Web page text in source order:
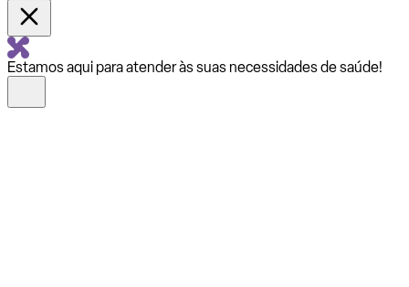
Estamos aqui para atender às suas necessidades de saúde!